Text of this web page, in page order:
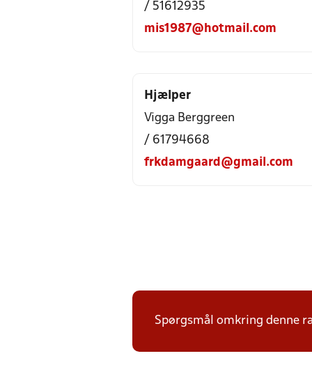
/ 51612935
mis1987@hotmail.com
Hjælper
Vigga Berggreen
/ 61794668
frkdamgaard@gmail.com
Spørgsmål omkring denne